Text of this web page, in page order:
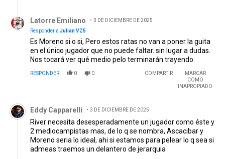
Latorre Emiliano
3 DE DICIEMBRE DE 2025
Responder a Julian VZ5
Es Moreno si o si, Pero estos ratas no van a poner la guita
en el único jugador que no puede faltar. sin lugar a dudas.
Nos tocará ver qué medio pelo terminarán trayendo.
RESPONDER 0 0 COMPARTIR
MARCAR
COMO
INAPROPIADO
Comentario de Eddy Capparelli.
Eddy Capparelli 3 DE DICIEMBRE DE 2025
River necesita desesperadamente un jugador como éste y
2 mediocampistas mas, de lo q se nombra, Ascacibar y
Moreno seria lo ideal, ahi si estamos para pelear lo q sea si
admeas traemos un delantero de jerarquia